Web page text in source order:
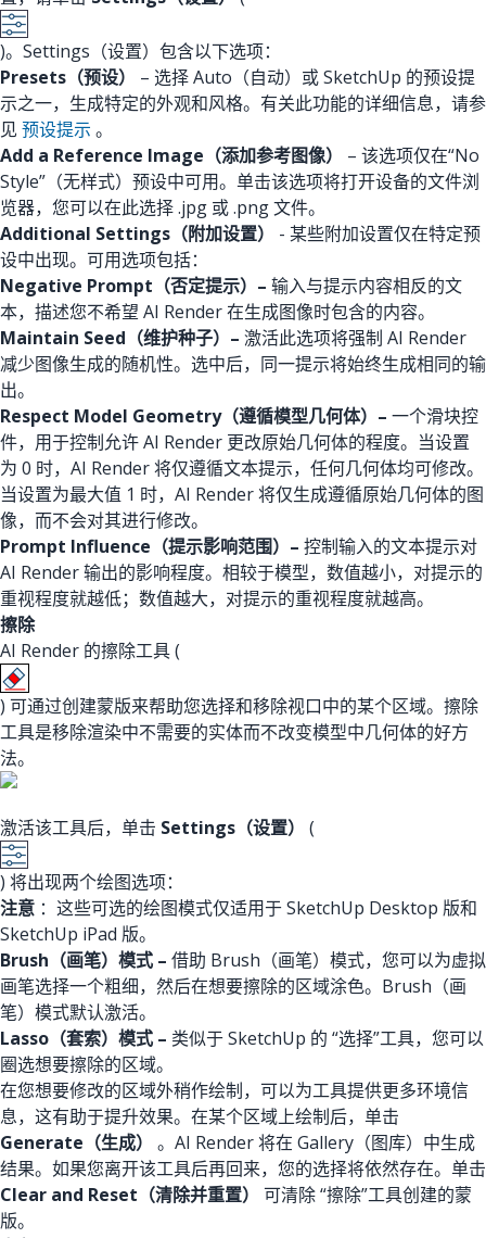
)。Settings（设置）包含以下选项：
Presets（预设）
– 选择 Auto（自动）或 SketchUp 的预设提
示之一，生成特定的外观和风格。有关此功能的详细信息，请参
见 预设提示 。
Add a Reference Image（添加参考图像）
– 该选项仅在“No
Style”（无样式）预设中可用。单击该选项将打开设备的文件浏
览器，您可以在此选择 .jpg 或 .png 文件。
Additional Settings（附加设置）
- 某些附加设置仅在特定预
设中出现。可用选项包括：
Negative Prompt（否定提示）– 输入与提示内容相反的文
本，描述您不希望 AI Render 在生成图像时包含的内容。
Maintain Seed（维护种子）– 激活此选项将强制 AI Render
减少图像生成的随机性。选中后，同一提示将始终生成相同的输
出。
Respect Model Geometry（遵循模型几何体）– 一个滑块控
件，用于控制允许 AI Render 更改原始几何体的程度。当设置
为 0 时，AI Render 将仅遵循文本提示，任何几何体均可修改。
当设置为最大值 1 时，AI Render 将仅生成遵循原始几何体的图
像，而不会对其进行修改。
Prompt Influence（提示影响范围）– 控制输入的文本提示对
AI Render 输出的影响程度。相较于模型，数值越小，对提示的
重视程度就越低；数值越大，对提示的重视程度就越高。
擦除
AI Render 的擦除工具 (
) 可通过创建蒙版来帮助您选择和移除视口中的某个区域。擦除
工具是移除渲染中不需要的实体而不改变模型中几何体的好方
法。
激活该工具后，单击 Settings（设置） (
) 将出现两个绘图选项：
注意 ：这些可选的绘图模式仅适用于 SketchUp Desktop 版和
SketchUp iPad 版。
Brush（画笔）模式 – 借助 Brush（画笔）模式，您可以为虚拟
画笔选择一个粗细，然后在想要擦除的区域涂色。Brush（画
笔）模式默认激活。
Lasso（套索）模式 – 类似于 SketchUp 的 “选择”工具，您可以
圈选想要擦除的区域。
在您想要修改的区域外稍作绘制，可以为工具提供更多环境信
息，这有助于提升效果。在某个区域上绘制后，单击
Generate（生成）
。AI Render 将在 Gallery（图库）中生成
结果。如果您离开该工具后再回来，您的选择将依然存在。单击
Clear and Reset（清除并重置）
可清除 “擦除”工具创建的蒙
版。